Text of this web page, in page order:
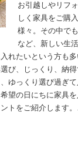
お引越しやリフ
しく家具をご購
様々。その中で
など、新しい生
れたいという方も
び、じっくり、納
ゆっくり選び過ぎ
望の日にちに家具
トをご紹介します